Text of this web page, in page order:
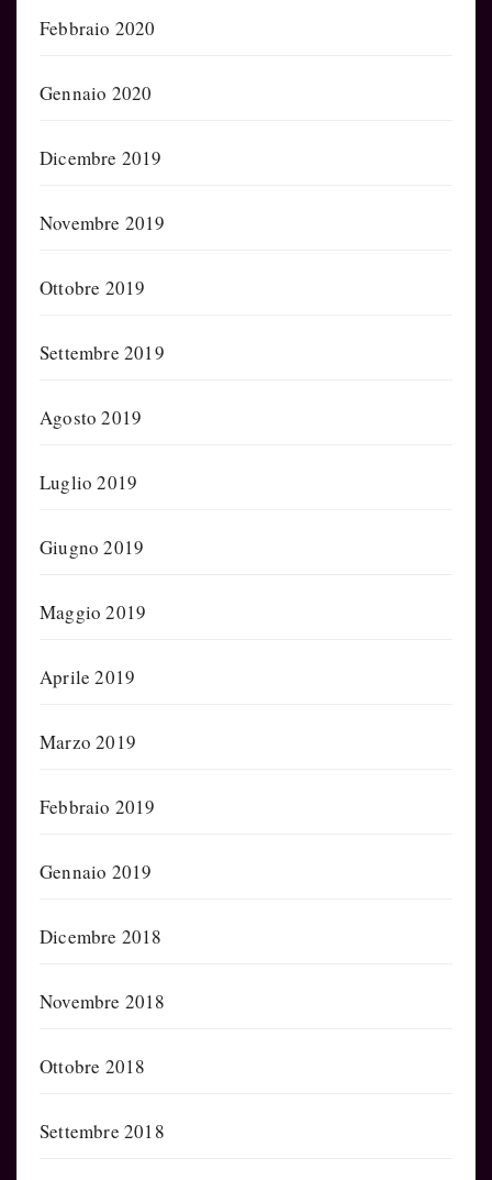
Febbraio 2020
Gennaio 2020
Dicembre 2019
Novembre 2019
Ottobre 2019
Settembre 2019
Agosto 2019
Luglio 2019
Giugno 2019
Maggio 2019
Aprile 2019
Marzo 2019
Febbraio 2019
Gennaio 2019
Dicembre 2018
Novembre 2018
Ottobre 2018
Settembre 2018